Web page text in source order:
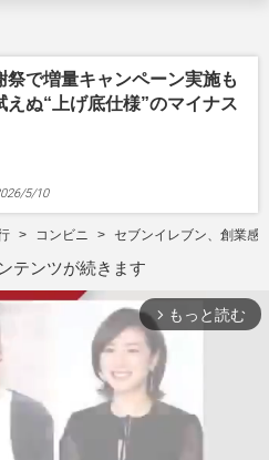
で増量キャンペーン実施も
えぬ“上げ底仕様”のマイナス
5/10
コンビニ セブンイレブン、創業感
テンツが続きます
arrow_forward_ios もっと読む